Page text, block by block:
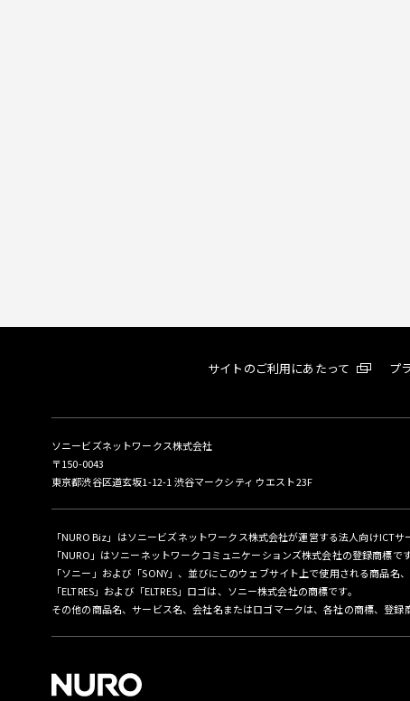
サイトのご利用にあたって プ
ソニービズネットワークス株式会社
〒150-0043
東京都渋谷区道玄坂1-12-1 渋谷マークシティ ウエスト23F
「NURO Biz」はソニービズネットワークス株式会社が運営する法人向けICTサ
「NURO」はソニーネットワークコミュニケーションズ株式会社の登録商標です
「ソニー」および「SONY」、並びにこのウェブサイト上で使用される商品
「ELTRES」および「ELTRES」ロゴは、ソニー株式会社の商標です。
その他の商品名、サービス名、会社名またはロゴマークは、各社の商標、登録